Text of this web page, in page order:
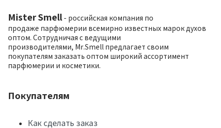
Mister Smell - российская компания по
продаже парфюмерии всемирно известных марок духов
оптом. Сотрудничая с ведущими
производителями, Mr.Smell предлагает своим
покупателям заказать оптом широкий ассортимент
парфюмерии и косметики.
Покупателям
Как сделать заказ